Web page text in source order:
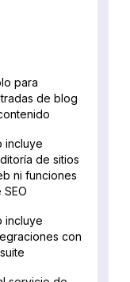
para
de blog
incluye
de sitios
ni funciones
SEO
incluye
con